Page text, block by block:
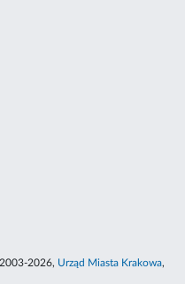
2026, Urząd Miasta Krakowa,